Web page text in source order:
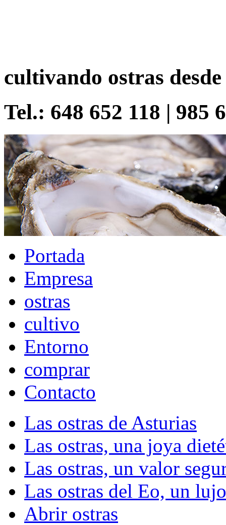
cultivando ostras desde
Tel.: 648 652 118 | 985
Portada
Empresa
ostras
cultivo
Entorno
comprar
Contacto
Las ostras de Asturias
Las ostras, una joya
Las ostras, un valor
Las ostras del Eo, un
Abrir ostras